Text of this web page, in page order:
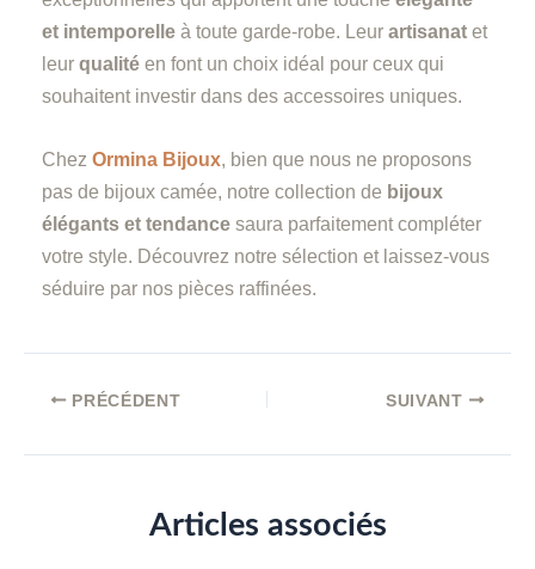
et intemporelle à toute garde-robe. Leur artisanat et
leur qualité en font un choix idéal pour ceux qui
souhaitent investir dans des accessoires uniques.
Chez Ormina Bijoux, bien que nous ne proposons
pas de bijoux camée, notre collection de bijoux
élégants et tendance saura parfaitement compléter
votre style. Découvrez notre sélection et laissez-vous
séduire par nos pièces raffinées.
PRÉCÉDENT SUIVANT
Articles associés